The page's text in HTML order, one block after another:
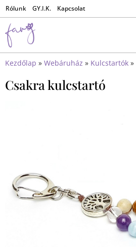
Rólunk GY.I.K. Kapcsolat
Kezdőlap » Webáruház » Kulcstartók »
Csakra kulcstartó